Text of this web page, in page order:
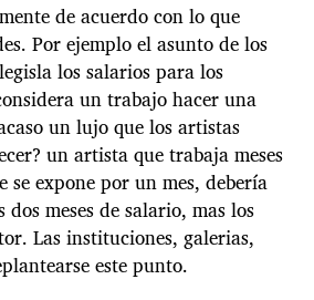
de acuerdo con lo que
Por ejemplo el asunto de los
los salarios para los
un trabajo hacer una
un lujo que los artistas
un artista que trabaja meses
se expone por un mes, debería
meses de salario, mas los
Las instituciones, galerias,
este punto.